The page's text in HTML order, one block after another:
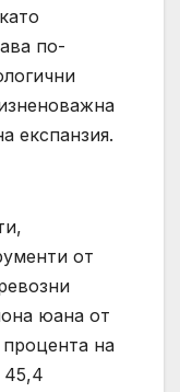
по-
експанзия.
от
юана от
на
45,4